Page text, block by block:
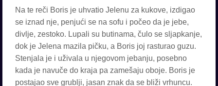
Na te reči Boris je uhvatio Jelenu za kukove, izdigao
se iznad nje, penjući se na sofu i počeo da je jebe,
divlje, zestoko. Lupali su butinama, čulo se sljapkanje,
dok je Jelena mazila pičku, a Boris joj rasturao guzu.
Stenjala je i uživala u njegovom jebanju, posebno
kada je navuče do kraja pa zamešaju oboje. Boris je
postajao sve grublji, jasan znak da se bliži vrhuncu.